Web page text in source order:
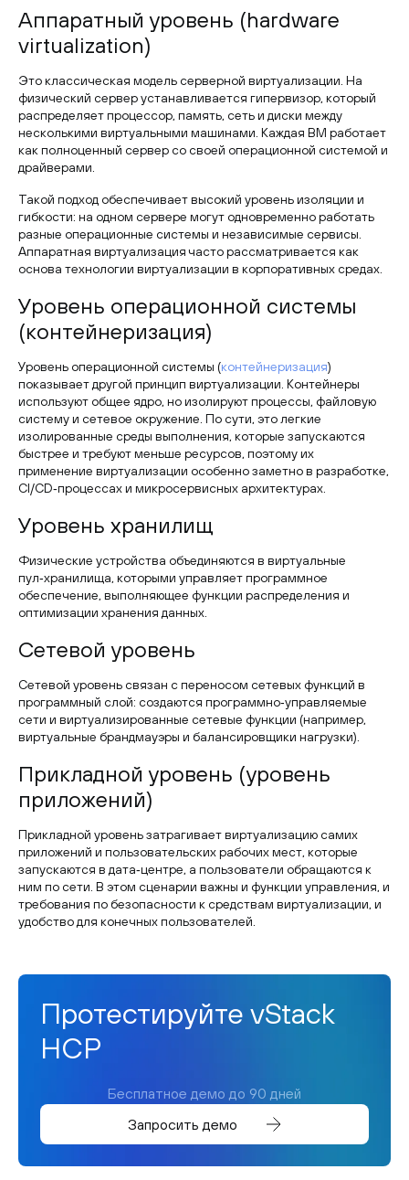
Аппаратный уровень (hardware
virtualization)
Это классическая модель серверной виртуализации. На
физический сервер устанавливается гипервизор, который
распределяет процессор, память, сеть и диски между
несколькими виртуальными машинами. Каждая ВМ работает
как полноценный сервер со своей операционной системой и
драйверами.
Такой подход обеспечивает высокий уровень изоляции и
гибкости: на одном сервере могут одновременно работать
разные операционные системы и независимые сервисы.
Аппаратная виртуализация часто рассматривается как
основа технологии виртуализации в корпоративных средах.
Уровень операционной системы
(контейнеризация)
Уровень операционной системы (контейнеризация)
показывает другой принцип виртуализации. Контейнеры
используют общее ядро, но изолируют процессы, файловую
систему и сетевое окружение. По сути, это легкие
изолированные среды выполнения, которые запускаются
быстрее и требуют меньше ресурсов, поэтому их
применение виртуализации особенно заметно в разработке,
CI/CD‑процессах и микросервисных архитектурах.
Уровень хранилищ
Физические устройства объединяются в виртуальные
пул‑хранилища, которыми управляет программное
обеспечение, выполняющее функции распределения и
оптимизации хранения данных.
Сетевой уровень
Сетевой уровень связан с переносом сетевых функций в
программный слой: создаются программно‑управляемые
сети и виртуализированные сетевые функции (например,
виртуальные брандмауэры и балансировщики нагрузки).
Прикладной уровень (уровень
приложений)
Прикладной уровень затрагивает виртуализацию самих
приложений и пользовательских рабочих мест, которые
запускаются в дата‑центре, а пользователи обращаются к
ним по сети. В этом сценарии важны и функции управления, и
требования по безопасности к средствам виртуализации, и
удобство для конечных пользователей.
Протестируйте vStack
HCP
Бесплатное демо до 90 дней
Запросить демо